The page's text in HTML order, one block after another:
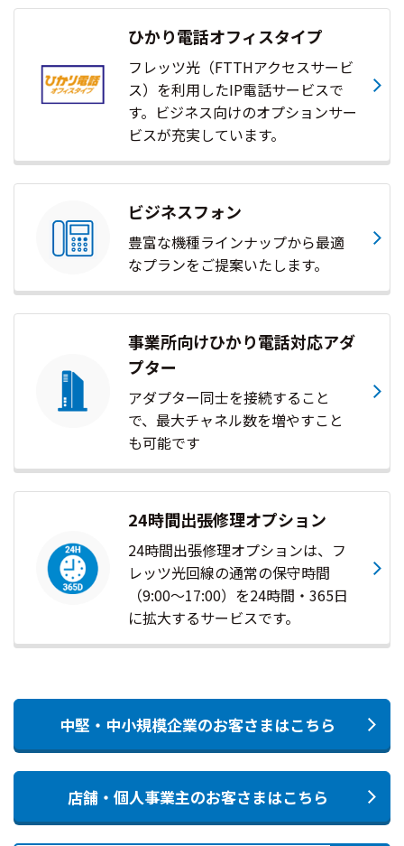
ひかり電話オフィスタイプ
フレッツ光（FTTHアクセスサービ
ス）を利用したIP電話サービスで
す。ビジネス向けのオプションサー
ビスが充実しています。
ビジネスフォン
豊富な機種ラインナップから最適
なプランをご提案いたします。
事業所向けひかり電話対応アダ
プター
アダプター同士を接続すること
で、最大チャネル数を増やすこと
も可能です
24時間出張修理オプション
24時間出張修理オプションは、フ
レッツ光回線の通常の保守時間
（9:00～17:00）を24時間・365日
に拡大するサービスです。
中堅・中小規模企業のお客さまはこちら
店舗・個人事業主のお客さまはこちら